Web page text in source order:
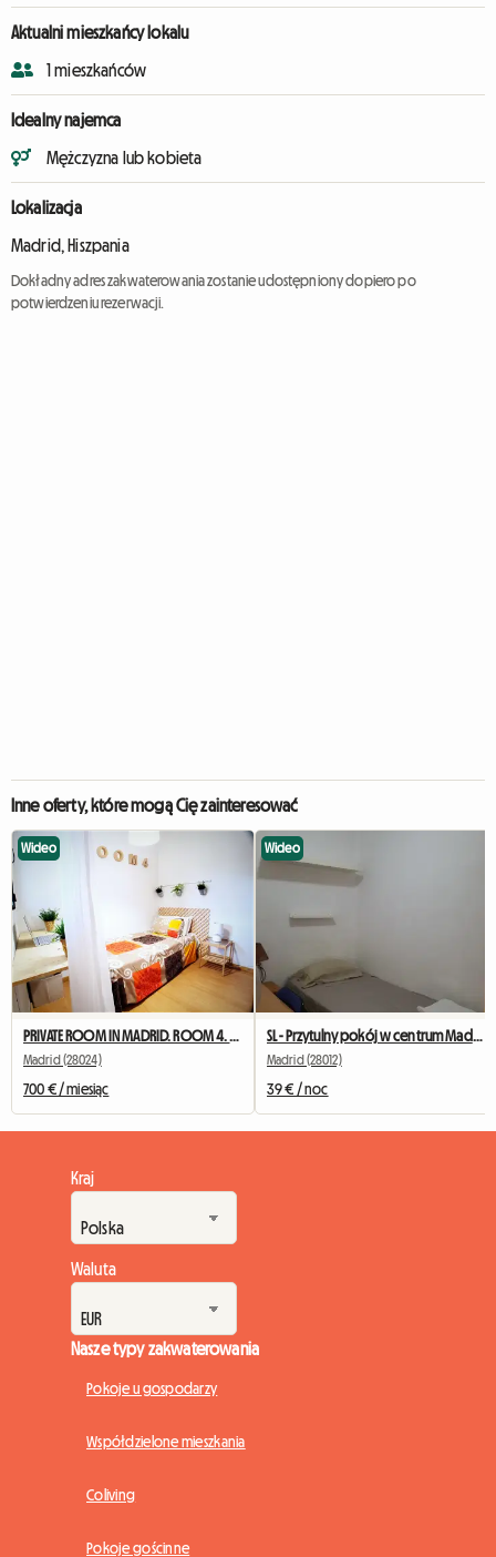
Aktualni mieszkańcy lokalu
1 mieszkańców
Idealny najemca
Mężczyzna lub kobieta
Lokalizacja
Madrid, Hiszpania
Dokładny adres zakwaterowania zostanie udostępniony dopiero po
potwierdzeniu rezerwacji.
Inne oferty, które mogą Cię zainteresować
Wideo
Madrid (28024)
700 € / miesiąc
Wideo
Madrid (28012)
39 € / noc
Kraj
Waluta
Nasze typy zakwaterowania
Pokoje u gospodarzy
Współdzielone mieszkania
Coliving
Pokoje gościnne